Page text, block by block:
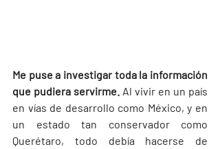
Me puse a investigar toda la información
que pudiera servirme. Al vivir en un país
en vías de desarrollo como México, y en
un estado tan conservador como
Querétaro, todo debía hacerse de